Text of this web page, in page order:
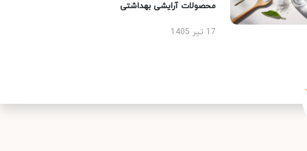
محصولات آرایشی بهداشتی
17 تیر 1405